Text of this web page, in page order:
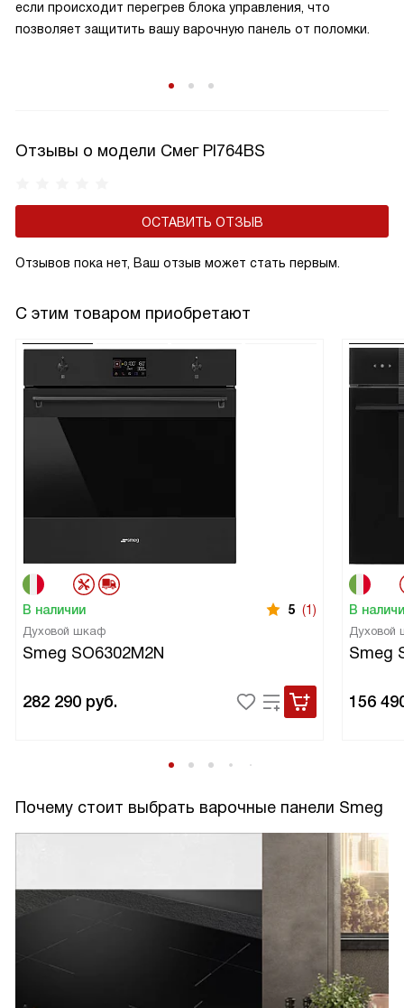
если происходит перегрев блока управления, что
позволяет защитить вашу варочную панель от поломки.
Отзывы о модели Смег PI764BS
ОСТАВИТЬ ОТЗЫВ
Отзывов пока нет, Ваш отзыв может стать первым.
С этим товаром приобретают
В наличии 5 (1)
Духовой шкаф
Smeg SO6302M2N
282 290 руб.
В
Духовой
Smeg
156
Почему стоит выбрать варочные панели Smeg